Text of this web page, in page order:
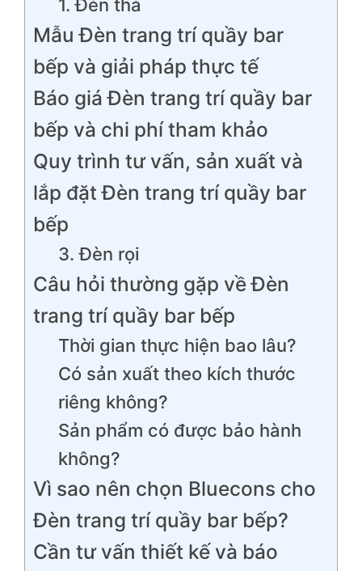
1. Đèn thả
Mẫu Đèn trang trí quầy bar
bếp và giải pháp thực tế
Báo giá Đèn trang trí quầy bar
bếp và chi phí tham khảo
Quy trình tư vấn, sản xuất và
lắp đặt Đèn trang trí quầy bar
bếp
3. Đèn rọi
Câu hỏi thường gặp về Đèn
trang trí quầy bar bếp
Thời gian thực hiện bao lâu?
Có sản xuất theo kích thước
riêng không?
Sản phẩm có được bảo hành
không?
Vì sao nên chọn Bluecons cho
Đèn trang trí quầy bar bếp?
Cần tư vấn thiết kế và báo